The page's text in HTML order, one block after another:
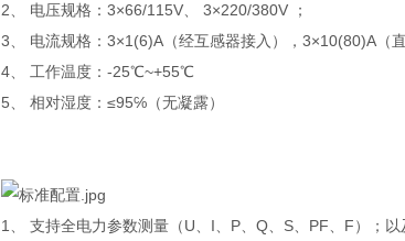
2、 电压规格：3×66/115V、 3×220/380V ；
3、 电流规格：3×1(6)A（经互感器接入），3×10(80)A（
4、 工作温度：-25℃~+55℃
5、 相对湿度：≤95℅（无凝露）
1、 支持全电力参数测量（U、I、P、Q、S、PF、F）；以